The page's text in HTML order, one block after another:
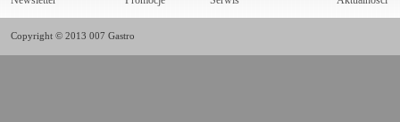
Copyright © 2013 007 Gastro